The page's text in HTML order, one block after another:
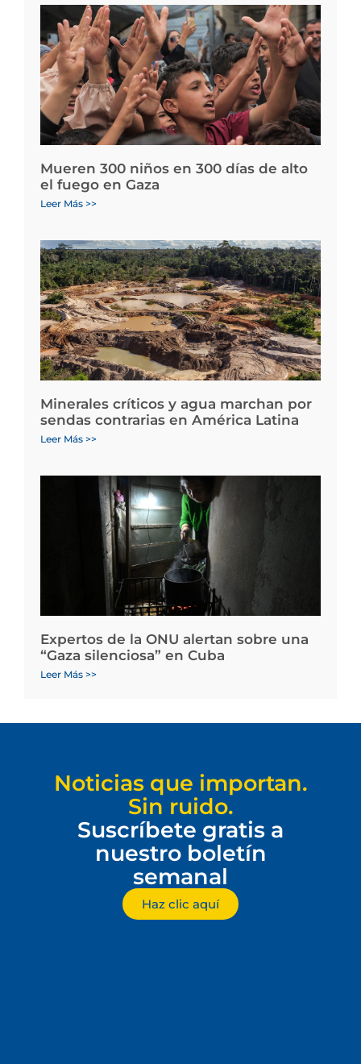
Mueren 300 niños en 300 días de alto
el fuego en Gaza
Leer Más >>
Minerales críticos y agua marchan por
sendas contrarias en América Latina
Leer Más >>
Expertos de la ONU alertan sobre una
“Gaza silenciosa” en Cuba
Leer Más >>
Noticias que importan.
Sin ruido.
Suscríbete gratis a
nuestro boletín
semanal
Haz clic aquí